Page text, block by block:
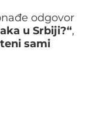
odgovor
u Srbiji?“,
sami